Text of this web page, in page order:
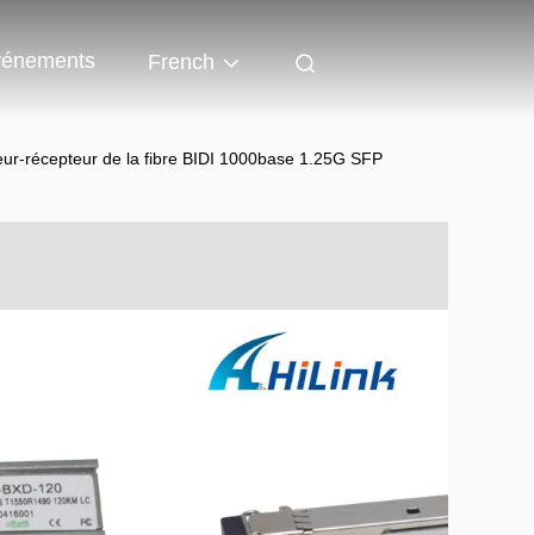
French
récepteur de la fibre BIDI 1000base 1.25G SFP